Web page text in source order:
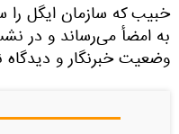
خبیب که سازمان ایگل را
به امضأ می‌رساند و در
وضعیت خبرنگار و دیدگاه